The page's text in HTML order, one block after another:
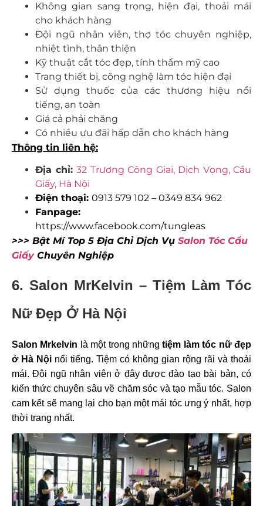
Không gian sang trọng, hiện đại, thoải mái
cho khách hàng
Đội ngũ nhân viên, thợ tóc chuyên nghiệp,
nhiệt tình, thân thiện
Kỹ thuật cắt tóc đẹp, tính thẩm mỹ cao
Trang thiết bị, công nghệ làm tóc hiện đại
Sử dụng thuốc của các thương hiệu nổi
tiếng, an toàn
Giá cả phải chăng
Có nhiều ưu đãi hấp dẫn cho khách hàng
Thông tin liên hệ:
Địa chỉ: 32 Trương Công Giai, Dịch Vọng, Cầu
Giấy, Hà Nội
Điện thoại: 0913 579 102 – 0349 834 962
Fanpage:
https://www.facebook.com/tungleas
>>> Bật Mí Top 5 Địa Chỉ Dịch Vụ Salon Tóc Cầu
GiấyChuyên Nghiệp
6. Salon MrKelvin – Tiệm Làm Tóc
Nữ Đẹp Ở Hà Nội
Salon Mrkelvin là một trong những tiệm làm tóc nữ đẹp
ở Hà Nội nổi tiếng. Tiệm có không gian rộng rãi và thoải
mái. Đội ngũ nhân viên ở đây được đào tạo bài bản, có
kiến thức chuyên sâu về chăm sóc và tạo mẫu tóc. Salon
cam kết sẽ mang lại cho bạn một mái tóc ưng ý nhất, hợp
thời trang nhất.